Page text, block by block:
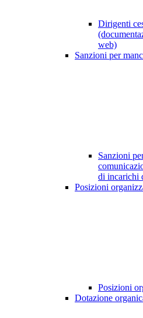
Dirigenti
web)
Sanzioni per
Sanzioni
di incarichi
Posizioni
Posizioni
Dotazione